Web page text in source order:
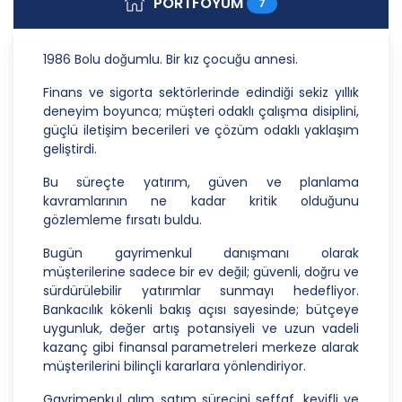
Danışmanlık Hizmetleri A.Ş.; kişisel verilerin
işlenmesi faaliyetleri kapsamında hukuka ve
yükümlüdür. Bu kapsamda, orantılılık gereklilikleri
dikkate alınacakve kişisel verileri işleme amacı
dışında kullanmayacaktır.
2. Kişisel Verilerin Doğru ve Gerektiğinde
Güncel Olmasını Sağlama
CB Gayrimenkul Franchising Pazarlama ve
Danışmanlık Hizmetleri A.Ş.; kişisel veri sahiplerinin
temel haklarını ve kendi meşru menfaatlerini
dikkate alarak işlediği kişisel verilerin doğru ve
güncel olmasını sağlamakla ve bu doğrultuda
gerekli tedbirleri almak için gerekli sistemleri
kurmakla yükümlüdür.
3. Belirli, Açık ve Meşru Amaçlarla İşleme
CB Gayrimenkul Franchising Pazarlama ve
1986 Bolu doğumlu. Bir kız çocuğu annesi.
Finans ve sigorta sektörlerinde edindiği sekiz yıllık
deneyim boyunca; müşteri odaklı çalışma disiplini,
güçlü iletişim becerileri ve çözüm odaklı yaklaşım
geliştirdi.
Bu süreçte yatırım, güven ve planlama
kavramlarının ne kadar kritik olduğunu
gözlemleme fırsatı buldu.
Bugün gayrimenkul danışmanı olarak
müşterilerine sadece bir ev değil; güvenli, doğru ve
sürdürülebilir yatırımlar sunmayı hedefliyor.
Bankacılık kökenli bakış açısı sayesinde; bütçeye
uygunluk, değer artış potansiyeli ve uzun vadeli
kazanç gibi finansal parametreleri merkeze alarak
müşterilerini bilinçli kararlara yönlendiriyor.